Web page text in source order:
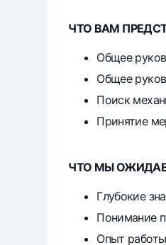
ЧТО ВАМ
Общее
Общее
Поиск
Принятие
ЧТО МЫ
Глубокие
Понимание
Опыт